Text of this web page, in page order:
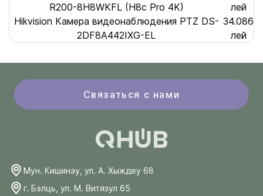
R200-8H8WKFL (H8c Pro 4K)
лей
Hikvision Камера видеонаблюдения PTZ DS-
2DF8A442IXG-EL
34.086
лей
Связаться с нами
Мун. Кишинэу, ул. А. Хыждеу 68
г. Бэлць, ул. М. Витязул 65